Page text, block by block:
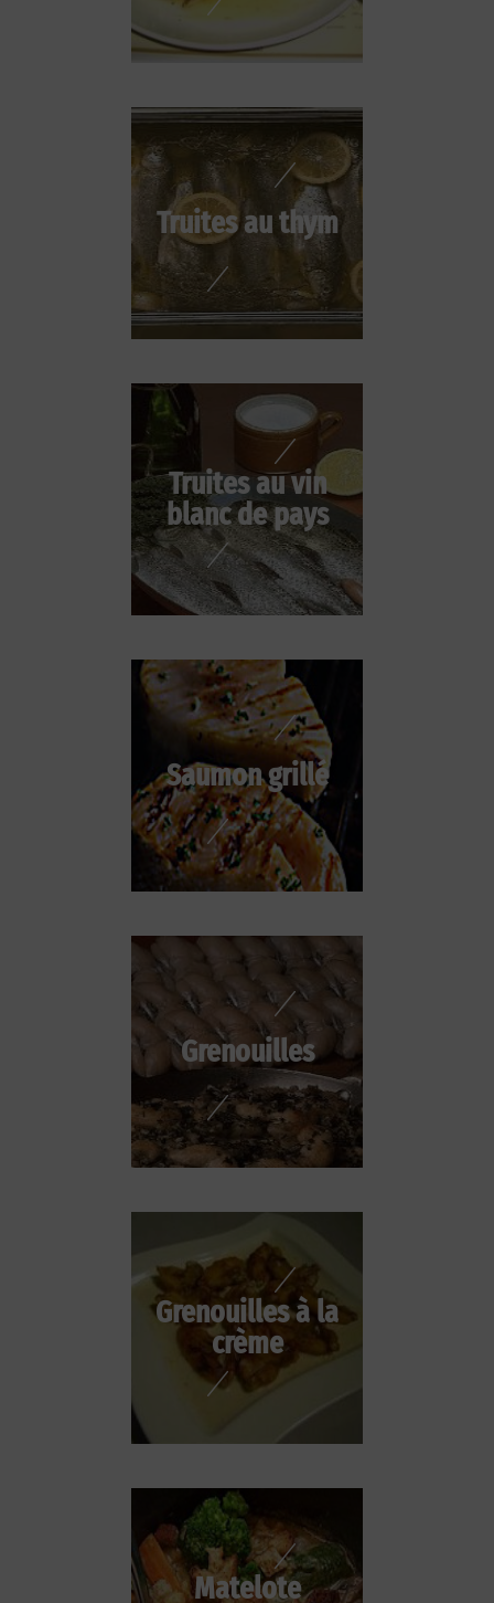
Truites au thym
Truites au vin
blanc de pays
Saumon grillé
Grenouilles
Grenouilles à la
crème
Matelote